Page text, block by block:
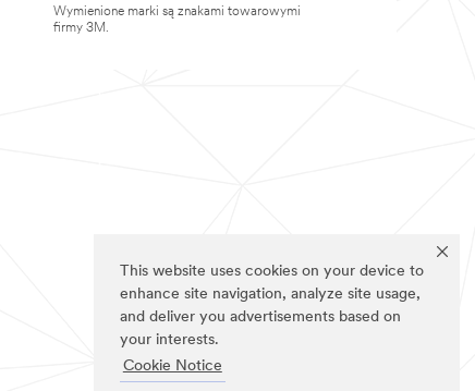
This website uses cookies on your device to
enhance site navigation, analyze site usage,
and deliver you advertisements based on
your interests.
Cookie Notice
Wymienione marki są znakami towarowymi
firmy 3M.